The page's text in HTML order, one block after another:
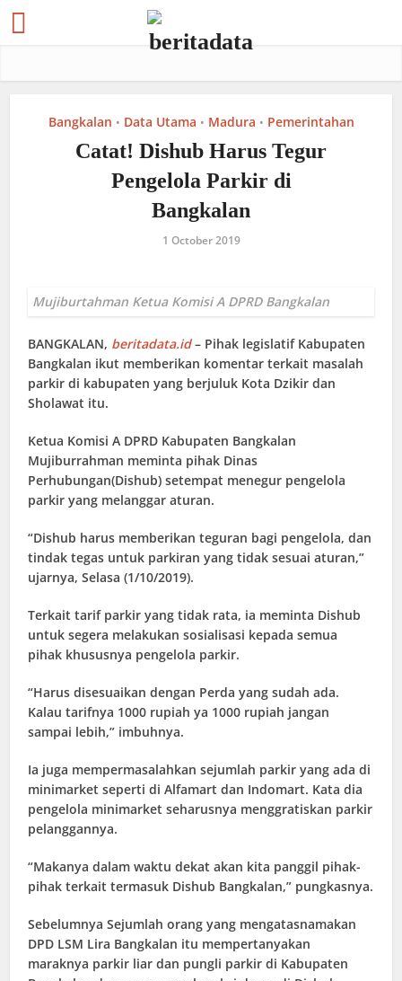
Bangkalan • Data Utama • Madura • Pemerintahan
Catat! Dishub Harus Tegur
Pengelola Parkir di
Bangkalan
1 October 2019
Mujiburtahman Ketua Komisi A DPRD Bangkalan
BANGKALAN, beritadata.id– Pihak legislatif Kabupaten
Bangkalan ikut memberikan komentar terkait masalah
parkir di kabupaten yang berjuluk Kota Dzikir dan
Sholawat itu.
Ketua Komisi A DPRD Kabupaten Bangkalan
Mujiburrahman meminta pihak Dinas
Perhubungan(Dishub) setempat menegur pengelola
parkir yang melanggar aturan.
“Dishub harus memberikan teguran bagi pengelola, dan
tindak tegas untuk parkiran yang tidak sesuai aturan,”
ujarnya, Selasa (1/10/2019).
Terkait tarif parkir yang tidak rata, ia meminta Dishub
untuk segera melakukan sosialisasi kepada semua
pihak khususnya pengelola parkir.
“Harus disesuaikan dengan Perda yang sudah ada.
Kalau tarifnya 1000 rupiah ya 1000 rupiah jangan
sampai lebih,” imbuhnya.
Ia juga mempermasalahkan sejumlah parkir yang ada di
minimarket seperti di Alfamart dan Indomart. Kata dia
pengelola minimarket seharusnya menggratiskan parkir
pelanggannya.
“Makanya dalam waktu dekat akan kita panggil pihak-
pihak terkait termasuk Dishub Bangkalan,” pungkasnya.
Sebelumnya Sejumlah orang yang mengatasnamakan
DPD LSM Lira Bangkalan itu mempertanyakan
maraknya parkir liar dan pungli parkir di Kabupaten